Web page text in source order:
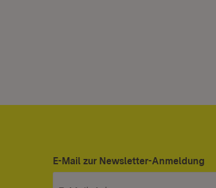
E-Mail zur Newsletter-Anmeldung